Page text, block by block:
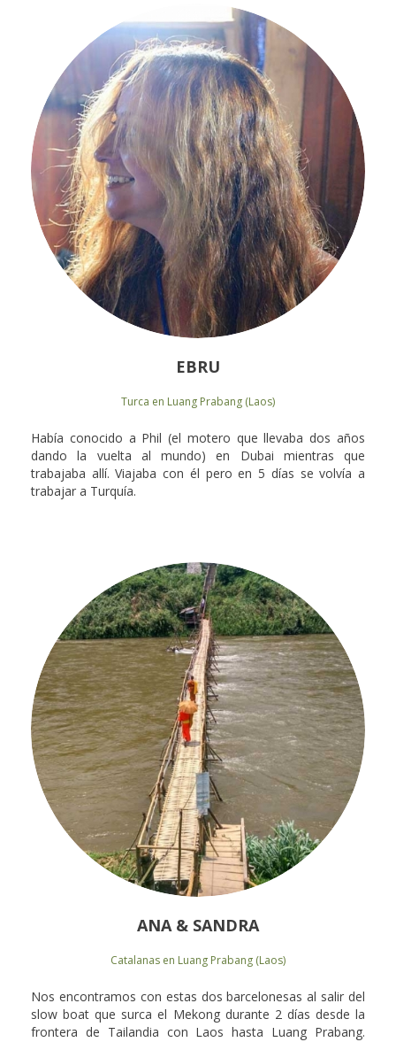
EBRU
Turca en Luang Prabang (Laos)
Había conocido a Phil (el motero que llevaba dos años
dando la vuelta al mundo) en Dubai mientras que
trabajaba allí. Viajaba con él pero en 5 días se volvía a
trabajar a Turquía.
ANA & SANDRA
Catalanas en Luang Prabang (Laos)
Nos encontramos con estas dos barcelonesas al salir del
slow boat que surca el Mekong durante 2 días desde la
frontera de Tailandia con Laos hasta Luang Prabang.